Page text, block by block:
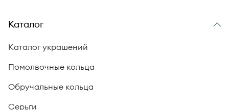
Каталог
Каталог украшений
Помолвочные кольца
Обручальные кольца
Серьги